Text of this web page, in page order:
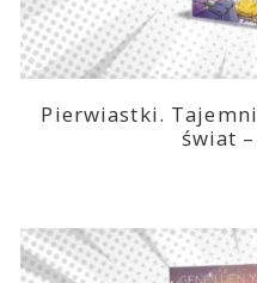
Pierwiastki.
świat –